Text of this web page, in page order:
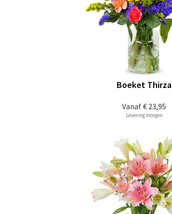
Vanaf€ 23,95
Boeket Thirza
Levering morgen